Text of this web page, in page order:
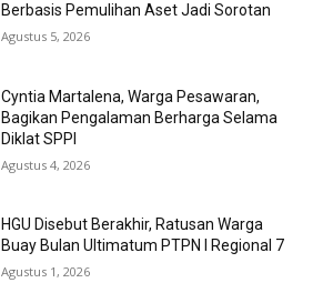
Berbasis Pemulihan Aset Jadi Sorotan
Agustus 5, 2026
Cyntia Martalena, Warga Pesawaran,
Bagikan Pengalaman Berharga Selama
Diklat SPPI
Agustus 4, 2026
HGU Disebut Berakhir, Ratusan Warga
Buay Bulan Ultimatum PTPN I Regional 7
Agustus 1, 2026